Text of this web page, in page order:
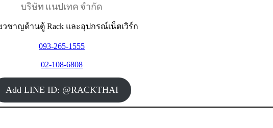
บริษัท แนปเทค จำกัด
วชาญด้านตู้ Rack และอุปกรณ์เน็ตเวิร์ก
093-265-1555
02-108-6808
Add LINE ID: @RACKTHAI